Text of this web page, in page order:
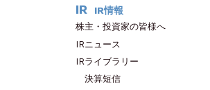
IR IR情報
株主・投資家の皆様へ
IRニュース
IRライブラリー
決算短信